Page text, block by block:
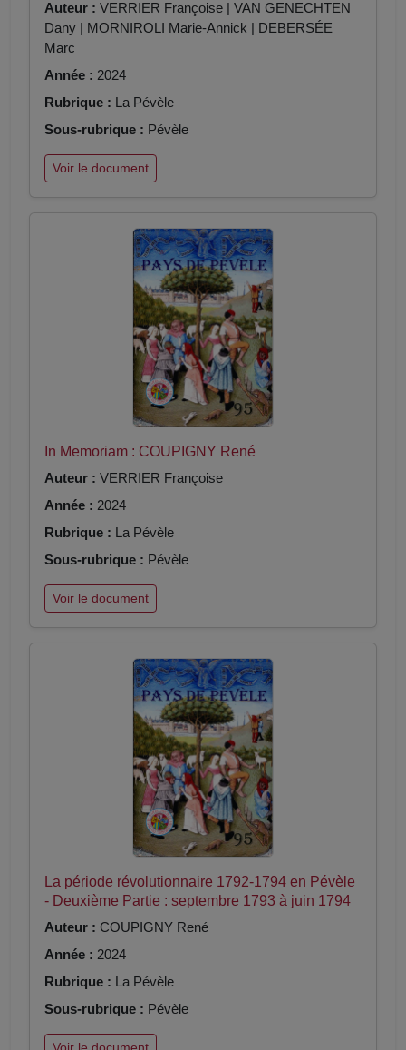
Auteur : VERRIER Françoise | VAN GENECHTEN
Dany | MORNIROLI Marie-Annick | DEBERSÉE
Marc
Année : 2024
Rubrique : La Pévèle
Sous-rubrique : Pévèle
Voir le document
In Memoriam : COUPIGNY René
Auteur : VERRIER Françoise
Année : 2024
Rubrique : La Pévèle
Sous-rubrique : Pévèle
Voir le document
La période révolutionnaire 1792-1794 en Pévèle
- Deuxième Partie : septembre 1793 à juin 1794
Auteur : COUPIGNY René
Année : 2024
Rubrique : La Pévèle
Sous-rubrique : Pévèle